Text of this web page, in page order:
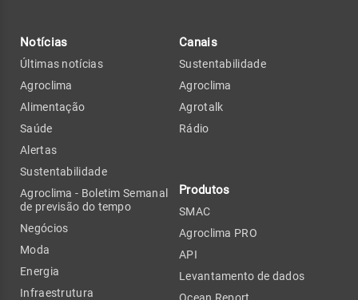
Notícias
Últimas notícias
Agroclima
Alimentação
Saúde
Alertas
Sustentabilidade
Agroclima - Boletim Semanal
de previsão do tempo
Negócios
Moda
Energia
Infraestrutura
Canais
Sustentabilidade
Agroclima
Agrotalk
Rádio
Produtos
SMAC
Agroclima PRO
API
Levantamento de dados